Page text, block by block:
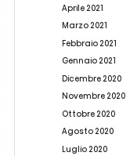
Aprile 2021
Marzo 2021
Febbraio 2021
Gennaio 2021
Dicembre 2020
Novembre 2020
Ottobre 2020
Agosto 2020
Luglio 2020